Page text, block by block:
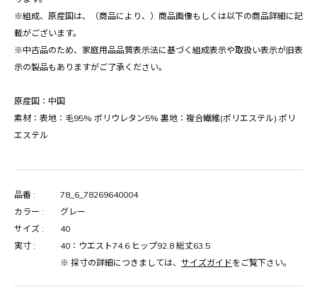
※組成、原産国は、（商品により、）商品画像もしくは以下の商品詳細に記
載がございます。
※中古品のため、家庭用品品質表示法に基づく組成表示や取扱い表示が旧表
示の製品もありますがご了承ください。
原産国：中国
素材：表地：毛95% ポリウレタン5% 裏地：複合繊維(ポリエステル) ポリ
エステル
品番 :
78_6_78269640004
カラー :
グレー
サイズ :
40
実寸 :
40：ウエスト74.6 ヒップ92.8 総丈63.5
※ 採寸の詳細につきましては、 サイズガイドをご覧下さい。